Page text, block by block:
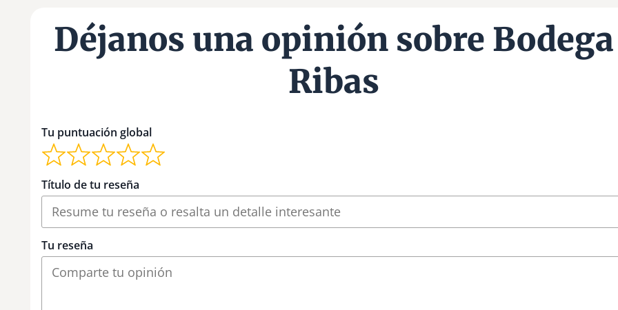
Déjanos una opinión sobre Bodega
Ribas
Tu puntuación global
Título de tu reseña
Tu reseña